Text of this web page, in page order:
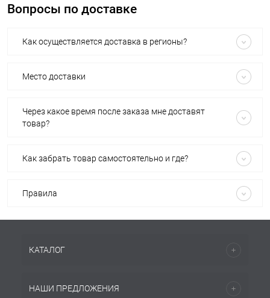
Вопросы по доставке
Как осуществляется доставка в регионы?
Место доставки
Через какое время после заказа мне доставят
товар?
Как забрать товар самостоятельно и где?
Правила
КАТАЛОГ
НАШИ ПРЕДЛОЖЕНИЯ